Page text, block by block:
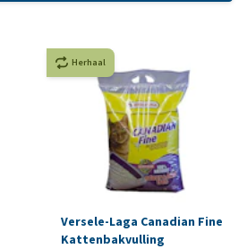
Herhaal
Versele-Laga Canadian Fine
Kattenbakvulling